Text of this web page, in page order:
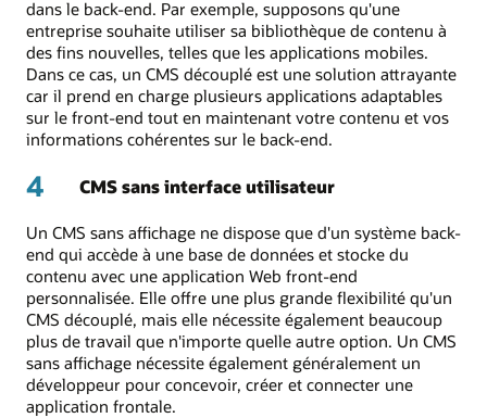
dans le back-end. Par exemple, supposons qu'une
entreprise souhaite utiliser sa bibliothèque de contenu à
des fins nouvelles, telles que les applications mobiles.
Dans ce cas, un CMS découplé est une solution attrayante
car il prend en charge plusieurs applications adaptables
sur le front-end tout en maintenant votre contenu et vos
informations cohérentes sur le back-end.
4 CMS sans interface utilisateur
Un CMS sans affichage ne dispose que d'un système back-
end qui accède à une base de données et stocke du
contenu avec une application Web front-end
personnalisée. Elle offre une plus grande flexibilité qu'un
CMS découplé, mais elle nécessite également beaucoup
plus de travail que n'importe quelle autre option. Un CMS
sans affichage nécessite également généralement un
développeur pour concevoir, créer et connecter une
application frontale.